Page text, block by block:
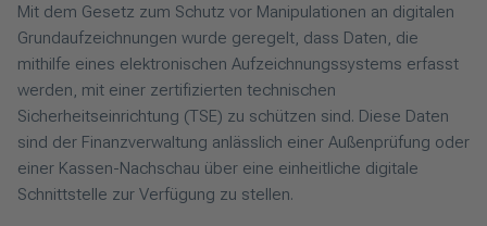
Mit dem Gesetz zum Schutz vor Manipulationen an digitalen
Grundaufzeichnungen wurde geregelt, dass Daten, die
mithilfe eines elektronischen Aufzeichnungssystems erfasst
werden, mit einer zertifizierten technischen
Sicherheitseinrichtung (TSE) zu schützen sind. Diese Daten
sind der Finanzverwaltung anlässlich einer Außenprüfung oder
einer Kassen-Nachschau über eine einheitliche digitale
Schnittstelle zur Verfügung zu stellen.